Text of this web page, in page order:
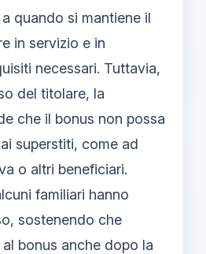
quando si mantiene il
in servizio e in
necessari. Tuttavia,
del titolare, la
che il bonus non possa
superstiti, come ad
o altri beneficiari.
familiari hanno
sostenendo che
bonus anche dopo la